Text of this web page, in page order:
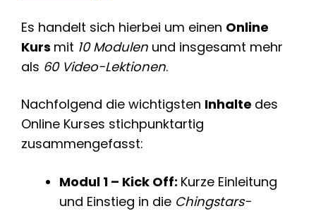
Es handelt sich hierbei um einen Online
Kurs mit 10 Modulen und insgesamt mehr
als 60 Video-Lektionen.
Nachfolgend die wichtigsten Inhalte des
Online Kurses stichpunktartig
zusammengefasst:
Modul 1 – Kick Off: Kurze Einleitung
und Einstieg in die Chingstars-